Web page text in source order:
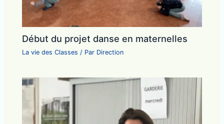
Début du projet danse en maternelles
La vie des Classes / Par Direction